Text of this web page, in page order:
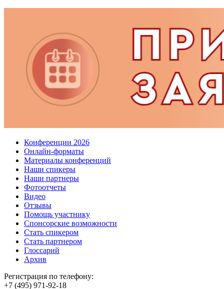
Конференции 2026
Онлайн-форматы
Материалы конференций
Наши спикеры
Наши партнеры
Фотоотчеты
Видео
Отзывы
Помощь участнику
Спонсорские возможности
Стать спикером
Стать партнером
Глоссарий
Архив
Регистрация по телефону:
+7 (495) 971-92-18